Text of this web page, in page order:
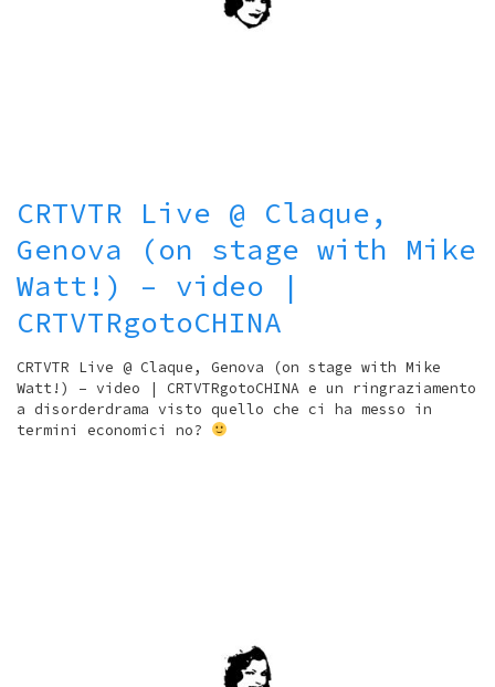
CRTVTR Live @ Claque,
Genova (on stage with Mike
Watt!) – video |
CRTVTRgotoCHINA
CRTVTR Live @ Claque, Genova (on stage with Mike
Watt!) – video | CRTVTRgotoCHINA e un ringraziamento
a disorderdrama visto quello che ci ha messo in
termini economici no?